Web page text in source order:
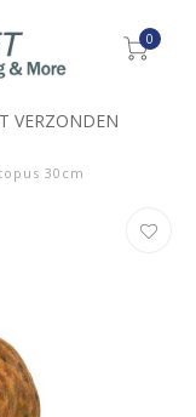
0
VERZONDEN
30cm